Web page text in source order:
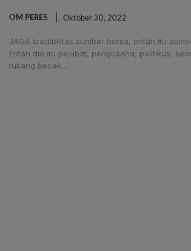
OM PERES Oktober 30, 2022
JAGA kredibilitas sumber berita, entah itu
Entah dia itu pejabat, pengusaha, politikus,
tukang becak…